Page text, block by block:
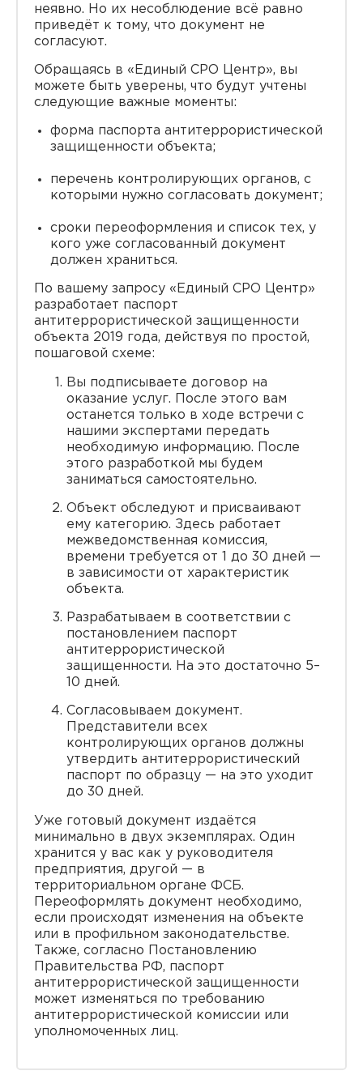
неявно. Но их несоблюдение всё равно
приведёт к тому, что документ не
согласуют.
Обращаясь в «Единый СРО Центр», вы
можете быть уверены, что будут учтены
следующие важные моменты:
форма паспорта антитеррористической
защищенности объекта;
перечень контролирующих органов, с
которыми нужно согласовать документ;
сроки переоформления и список тех, у
кого уже согласованный документ
должен храниться.
По вашему запросу «Единый СРО Центр»
разработает паспорт
антитеррористической защищенности
объекта 2019 года, действуя по простой,
пошаговой схеме:
Вы подписываете договор на
оказание услуг. После этого вам
останется только в ходе встречи с
нашими экспертами передать
необходимую информацию. После
этого разработкой мы будем
заниматься самостоятельно.
Объект обследуют и присваивают
ему категорию. Здесь работает
межведомственная комиссия,
времени требуется от 1 до 30 дней —
в зависимости от характеристик
объекта.
Разрабатываем в соответствии с
постановлением паспорт
антитеррористической
защищенности. На это достаточно 5–
10 дней.
Согласовываем документ.
Представители всех
контролирующих органов должны
утвердить антитеррористический
паспорт по образцу — на это уходит
до 30 дней.
Уже готовый документ издаётся
минимально в двух экземплярах. Один
хранится у вас как у руководителя
предприятия, другой — в
территориальном органе ФСБ.
Переоформлять документ необходимо,
если происходят изменения на объекте
или в профильном законодательстве.
Также, согласно Постановлению
Правительства РФ, паспорт
антитеррористической защищенности
может изменяться по требованию
антитеррористической комиссии или
уполномоченных лиц.